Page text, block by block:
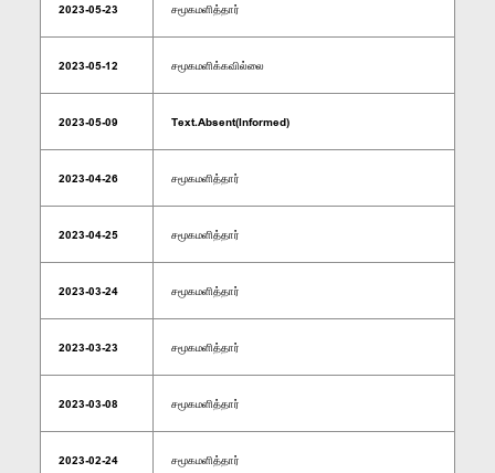
2023-05-23 சமூகமளித்தார்
2023-05-12 சமூகமளிக்கவில்லை
2023-05-09 Text.Absent(Informed)
2023-04-26 சமூகமளித்தார்
2023-04-25 சமூகமளித்தார்
2023-03-24 சமூகமளித்தார்
2023-03-23 சமூகமளித்தார்
2023-03-08 சமூகமளித்தார்
2023-02-24 சமூகமளித்தார்